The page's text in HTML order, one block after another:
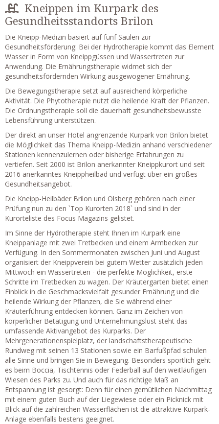
Kneippen im Kurpark des
Gesundheitsstandorts Brilon
Die Kneipp-Medizin basiert auf fünf Säulen zur
Gesundheitsförderung: Bei der Hydrotherapie kommt das Element
Wasser in Form von Kneippgüssen und Wassertreten zur
Anwendung. Die Ernährungstherapie widmet sich der
gesundheitsfördernden Wirkung ausgewogener Ernährung.
Die Bewegungstherapie setzt auf ausreichend körperliche
Aktivität. Die Phytotherapie nutzt die heilende Kraft der Pflanzen.
Die Ordnungstherapie soll die dauerhaft gesundheitsbewusste
Lebensführung unterstützen.
Der direkt an unser Hotel angrenzende Kurpark von Brilon bietet
die Möglichkeit das Thema Kneipp-Medizin anhand verschiedener
Stationen kennenzulernen oder bisherige Erfahrungen zu
vertiefen. Seit 2000 ist Brilon anerkannter Kneippkurort und seit
2016 anerkanntes Kneippheilbad und verfügt über ein großes
Gesundheitsangebot.
Die Kneipp-Heilbäder Brilon und Olsberg gehören nach einer
Prüfung nun zu den `Top Kurorten 2018` und sind in der
Kurorteliste des Focus Magazins gelistet.
Im Sinne der Hydrotherapie steht Ihnen im Kurpark eine
Kneippanlage mit zwei Tretbecken und einem Armbecken zur
Verfügung. In den Sommermonaten zwischen Juni und August
organisiert der Kneippverein bei gutem Wetter zusätzlich jeden
Mittwoch ein Wassertreten - die perfekte Möglichkeit, erste
Schritte im Tretbecken zu wagen. Der Kräutergarten bietet einen
Einblick in die Geschmacksvielfalt gesunder Ernährung und die
heilende Wirkung der Pflanzen, die Sie während einer
Kräuterführung entdecken können. Ganz im Zeichen von
körperlicher Betätigung und Unternehmungslust steht das
umfassende Aktivangebot des Kurparks. Der
Mehrgenerationenspielplatz, der landschaftstherapeutische
Rundweg mit seinen 13 Stationen sowie ein Barfußpfad schulen
alle Sinne und bringen Sie in Bewegung. Besonders sportlich geht
es beim Boccia, Tischtennis oder Federball auf den weitläufigen
Wiesen des Parks zu. Und auch für das richtige Maß an
Entspannung ist gesorgt: Denn für einen gemütlichen Nachmittag
mit einem guten Buch auf der Liegewiese oder ein Picknick mit
Blick auf die zahlreichen Wasserflächen ist die attraktive Kurpark-
Anlage ebenfalls bestens geeignet.